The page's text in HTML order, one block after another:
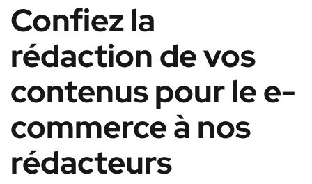
Confiez la
rédaction de vos
contenus pour le e-
commerce à nos
rédacteurs